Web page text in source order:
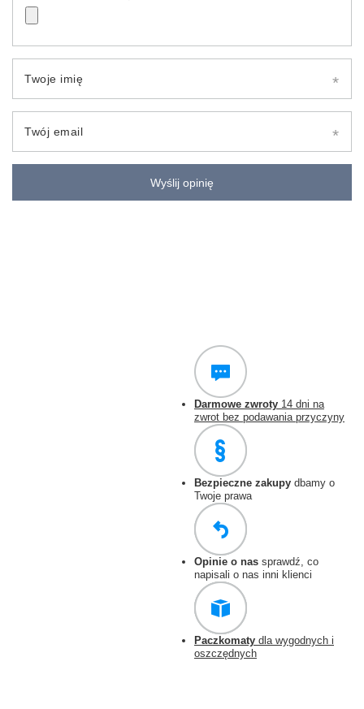
Twoje imię
Twój email
Wyślij opinię
Darmowe zwroty 14 dni na
zwrot bez podawania przyczyny
Bezpieczne zakupy dbamy o
Twoje prawa
Opinie o nas sprawdź, co
napisali o nas inni klienci
Paczkomaty dla wygodnych i
oszczędnych